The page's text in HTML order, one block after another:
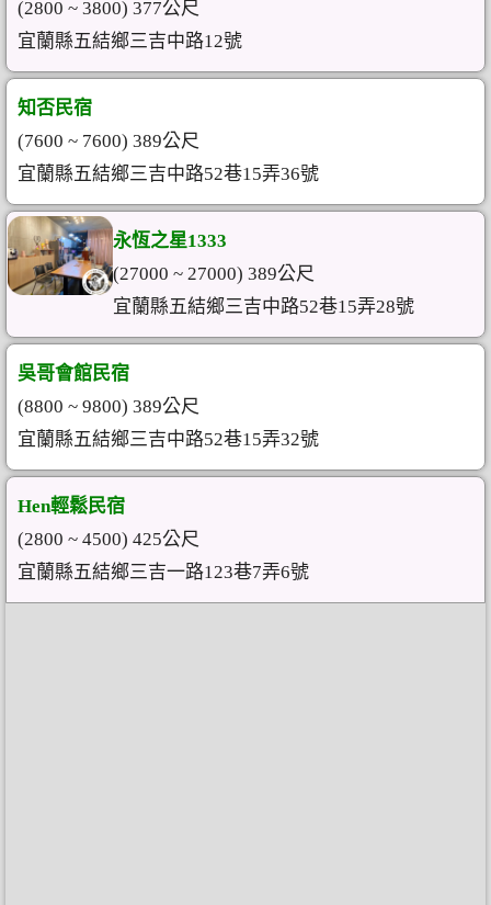
(2800 ~ 3800) 377公尺
宜蘭縣五結鄉三吉中路12號
知否民宿
(7600 ~ 7600) 389公尺
宜蘭縣五結鄉三吉中路52巷15弄36號
永恆之星1333
(27000 ~ 27000) 389公尺
宜蘭縣五結鄉三吉中路52巷15弄28號
吳哥會館民宿
(8800 ~ 9800) 389公尺
宜蘭縣五結鄉三吉中路52巷15弄32號
Hen輕鬆民宿
(2800 ~ 4500) 425公尺
宜蘭縣五結鄉三吉一路123巷7弄6號